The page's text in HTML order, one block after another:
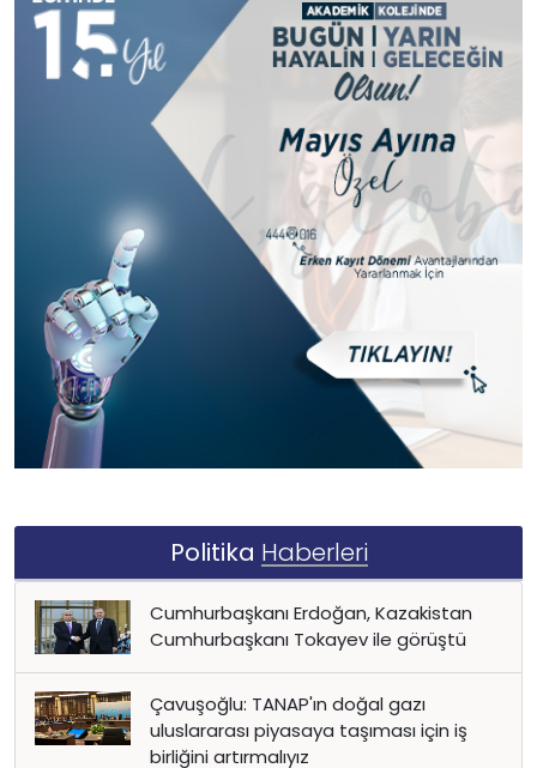
Politika Haberleri
Cumhurbaşkanı Erdoğan, Kazakistan
Cumhurbaşkanı Tokayev ile görüştü
Çavuşoğlu: TANAP'ın doğal gazı
uluslararası piyasaya taşıması için iş
birliğini artırmalıyız